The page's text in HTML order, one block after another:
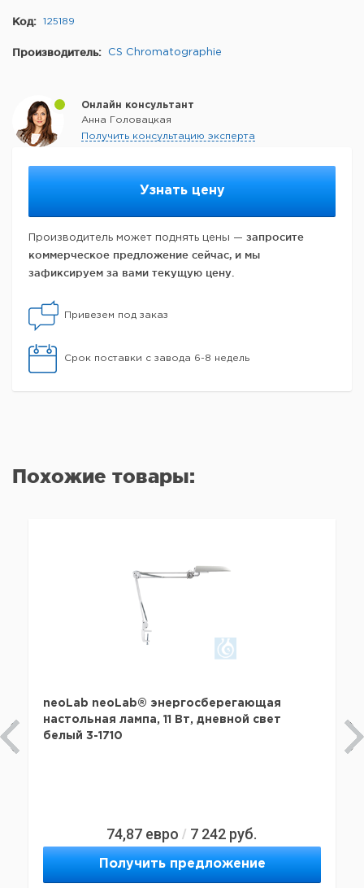
Узнать цену
Производитель может поднять цены — запросите
коммерческое предложение сейчас, и мы
зафиксируем за вами текущую цену.
Привезем под заказ
Срок поставки с завода 6-8 недель
Код: 125189
Производитель: CS Chromatographie
Онлайн консультант
Анна Головацкая
Получить консультацию эксперта
Похожие товары:
neoLab neoLab® энергосберегающая
настольная лампа, 11 Вт, дневной свет
белый 3-1710
74,87 евро / 7 242 руб.
Получить предложение